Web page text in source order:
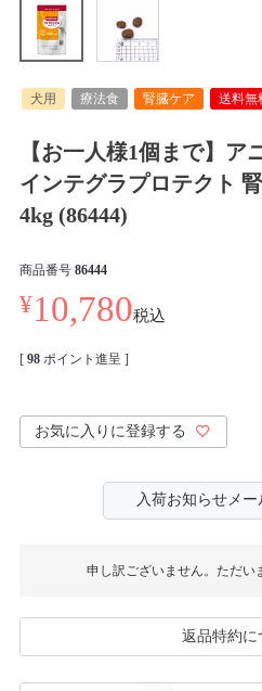
犬用 療法食 腎臓ケア 送料無
【お一人様1個まで】ア
インテグラプロテクト
4kg (86444)
商品番号 86444
¥10,780税込
[ 98 ポイント進呈 ]
お気に入りに登録する
入荷お知らせメ
申し訳ございません。ただい
返品特約に